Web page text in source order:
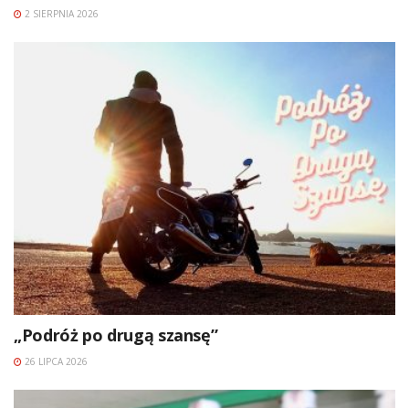
2 SIERPNIA 2026
„Podróż po drugą szansę”
26 LIPCA 2026